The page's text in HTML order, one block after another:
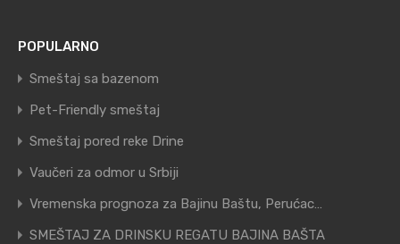
POPULARNO
Smeštaj sa bazenom
Pet-Friendly smeštaj
Smeštaj pored reke Drine
Vaučeri za odmor u Srbiji
Vremenska prognoza za Bajinu Baštu, Perućac…
SMEŠTAJ ZA DRINSKU REGATU BAJINA BAŠTA